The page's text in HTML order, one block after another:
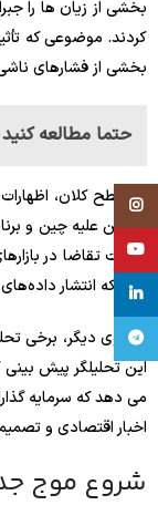
کردند. موضوعی که
بخشی از فشارهای
حتما مطالعه
در سطح کلان،
سنگین علیه چین و
تقویت تقاضا در
کنند که انتشار
می دهد که سرمایه
اخبار اقتصادی و
شروع موج
Instagram
YouTube
linkedin
تلگرام